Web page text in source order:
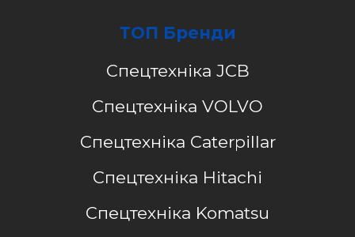
ТОП Бренди
Спецтехніка JCB
Спецтехніка VOLVO
Спецтехніка Caterpillar
Спецтехніка Hitachi
Спецтехніка Komatsu